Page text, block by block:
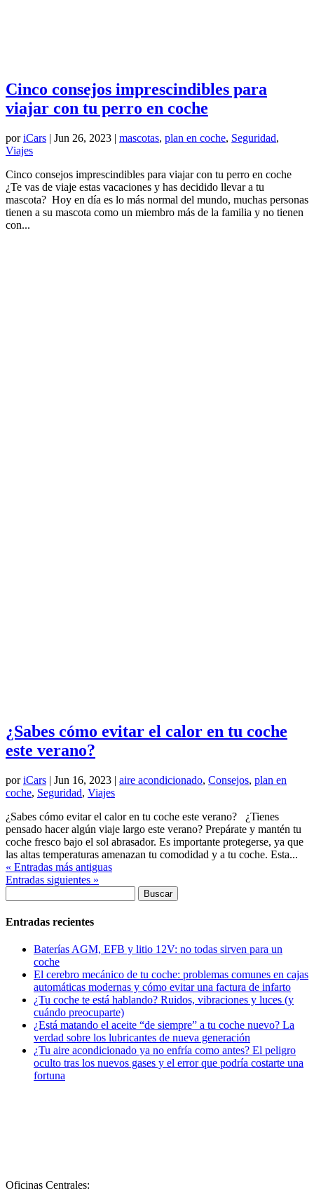
Cinco consejos imprescindibles para
viajar con tu perro en coche
poriCars | Jun 26, 2023 | mascotas, plan en coche, Seguridad,
Viajes
Cinco consejos imprescindibles para viajar con tu perro en coche
¿Te vas de viaje estas vacaciones y has decidido llevar a tu
mascota? Hoy en día es lo más normal del mundo, muchas personas
tienen a su mascota como un miembro más de la familia y no tienen
con...
¿Sabes cómo evitar el calor en tu coche
este verano?
poriCars | Jun 16, 2023 | aire acondicionado, Consejos, plan en
coche, Seguridad, Viajes
¿Sabes cómo evitar el calor en tu coche este verano? ¿Tienes
pensado hacer algún viaje largo este verano? Prepárate y mantén tu
coche fresco bajo el sol abrasador. Es importante protegerse, ya que
las altas temperaturas amenazan tu comodidad y a tu coche. Esta...
« Entradas más antiguas
Entradas siguientes »
Entradas recientes
Baterías AGM, EFB y litio 12V: no todas sirven para un
coche
El cerebro mecánico de tu coche: problemas comunes en cajas
automáticas modernas y cómo evitar una factura de infarto
¿Tu coche te está hablando? Ruidos, vibraciones y luces (y
cuándo preocuparte)
¿Está matando el aceite “de siempre” a tu coche nuevo? La
verdad sobre los lubricantes de nueva generación
¿Tu aire acondicionado ya no enfría como antes? El peligro
oculto tras los nuevos gases y el error que podría costarte una
fortuna
Oficinas Centrales: